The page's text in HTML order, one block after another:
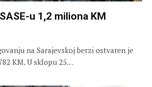
u 1,2 miliona KM
na Sarajevskoj berzi ostvaren je
KM. U sklopu 25…